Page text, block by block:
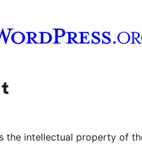
paskyroje
channel
Apsilankykite mūsų Tumblr paskyroje
the intellectual property of